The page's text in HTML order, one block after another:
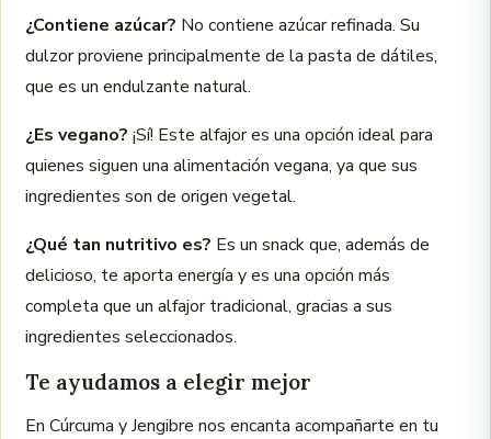
¿Contiene azúcar? No contiene azúcar refinada. Su
dulzor proviene principalmente de la pasta de dátiles,
que es un endulzante natural.
¿Es vegano? ¡Sí! Este alfajor es una opción ideal para
quienes siguen una alimentación vegana, ya que sus
ingredientes son de origen vegetal.
¿Qué tan nutritivo es? Es un snack que, además de
delicioso, te aporta energía y es una opción más
completa que un alfajor tradicional, gracias a sus
ingredientes seleccionados.
Te ayudamos a elegir mejor
En Cúrcuma y Jengibre nos encanta acompañarte en tu